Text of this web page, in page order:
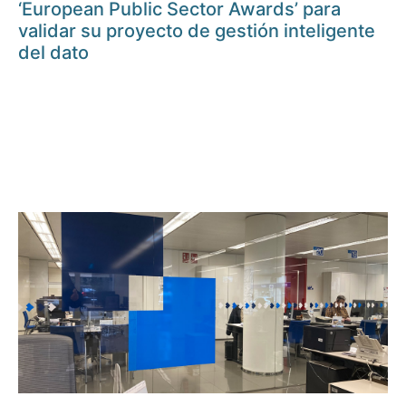
‘European Public Sector Awards’ para
validar su proyecto de gestión inteligente
del dato